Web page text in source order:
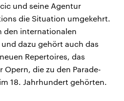
und seine Agentur
die Situation umgekehrt.
den internationalen
dazu gehört auch das
Repertoires, das
Opern, die zu den Parade-
18. Jahrhundert gehörten.